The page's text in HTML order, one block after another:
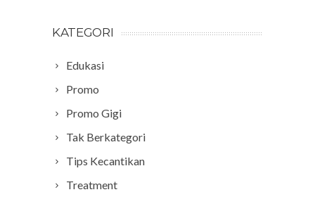
KATEGORI
Edukasi
Promo
Promo Gigi
Tak Berkategori
Tips Kecantikan
Treatment